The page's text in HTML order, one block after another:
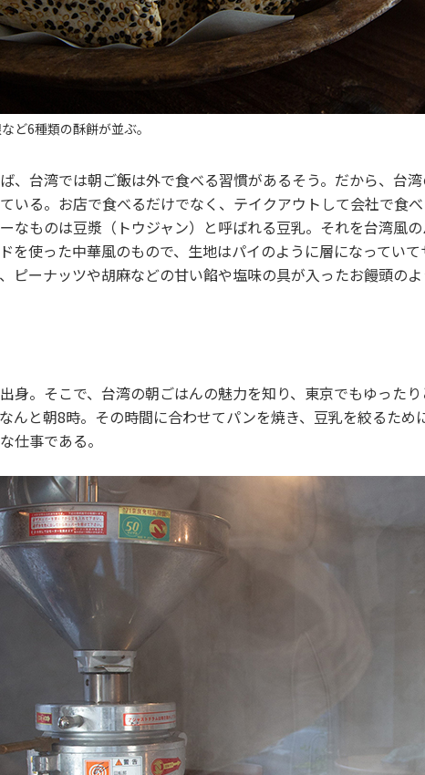
ど6種類の酥餅が並ぶ。
、台湾では朝ご飯は外で食べる習慣があるそう。だから、台
いる。お店で食べるだけでなく、テイクアウトして会社で食
なものは豆漿（トウジャン）と呼ばれる豆乳。それを台湾風
を使った中華風のもので、生地はパイのように層になってい
ピーナッツや胡麻などの甘い餡や塩味の具が入ったお饅頭の
身。そこで、台湾の朝ごはんの魅力を知り、東京でもゆった
んと朝8時。その時間に合わせてパンを焼き、豆乳を絞るた
仕事である。